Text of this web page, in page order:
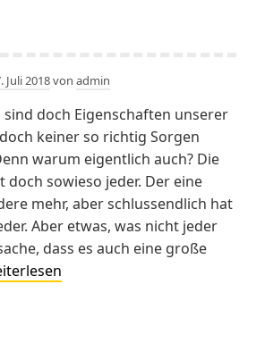
Juli 2018von admin
doch Eigenschaften unserer
keiner so richtig Sorgen
warum eigentlich auch? Die
sowieso jeder. Der eine
mehr, aber schlussendlich hat
Aber etwas, was nicht jeder
dass es auch eine große